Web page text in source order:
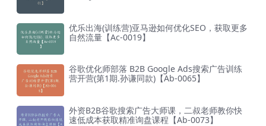
优乐出海(训练营)亚马逊如何优化SEO，获取更多
自然流量【Ac-0019】
谷歌优化师部落 B2B Google Ads搜索广告训练
营开营(第1期.孙谦同款)【Ab-0065】
外资B2B谷歌搜索广告大师课，二叔老师教你快
速低成本获取精准询盘课程【Ab-0073】